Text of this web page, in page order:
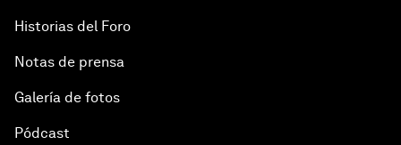
Historias del Foro
Notas de prensa
Galería de fotos
Pódcast